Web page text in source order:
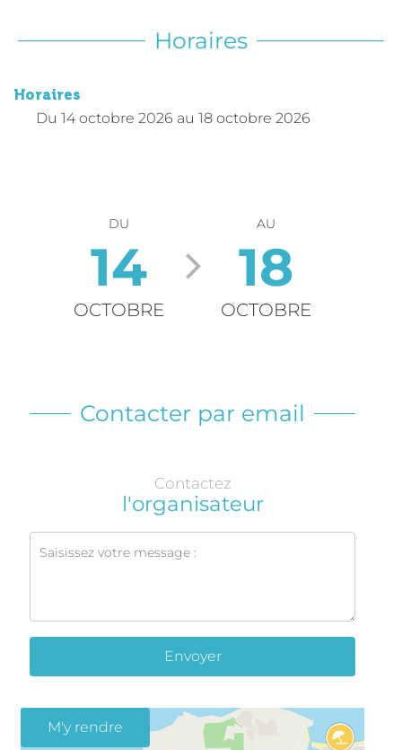
Horaires
Horaires
Du 14 octobre 2026 au 18 octobre 2026
DU
14
OCTOBRE
AU
18
OCTOBRE
Contacter par email
Contactez
l'organisateur
Envoyer
M'y rendre